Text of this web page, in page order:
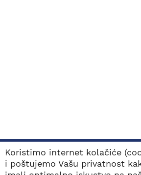
Koristimo internet kolačiće
i poštujemo Vašu privatnost